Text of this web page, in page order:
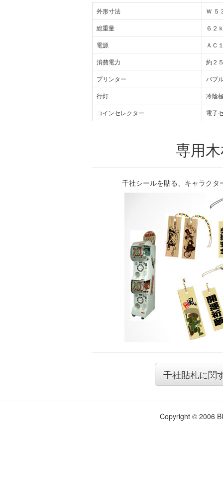
外形寸法
Ｗ ５
総重量
６２
電源
ＡＣ
消費電力
約２
プリンター
バブ
行灯
冷陰
コインセレクター
電子
専用
千社シールを貼る、キャラク
千社貼札に関
Copyright © 2006